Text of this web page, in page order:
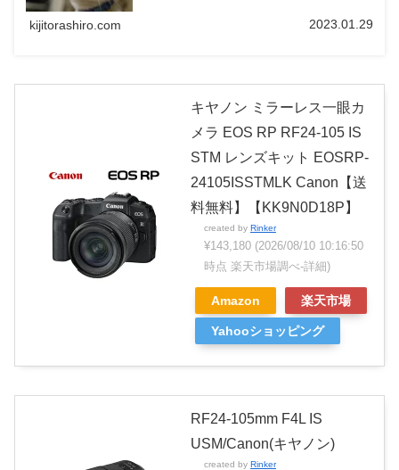
kijitorashiro.com 2023.01.29
キヤノン ミラーレス一眼カ
メラ EOS RP RF24-105 IS
STM レンズキット EOSRP-
24105ISSTMLK Canon【送
料無料】【KK9N0D18P】
created by Rinker
¥143,180 (2026/08/10 10:16:50
時点 楽天市場調べ-詳細)
Amazon 楽天市場
Yahooショッピング
RF24-105mm F4L IS
USM/Canon(キヤノン)
created by Rinker